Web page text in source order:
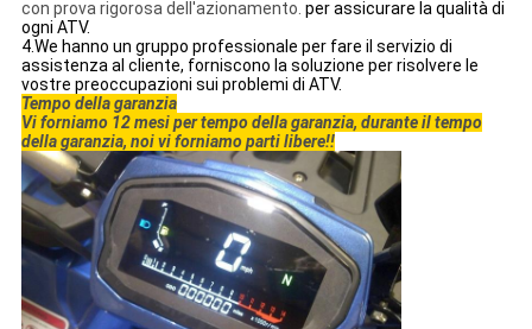
con prova rigorosa dell'azionamento. per assicurare la qualità di
ogni ATV.
4.We hanno un gruppo professionale per fare il servizio di
assistenza al cliente, forniscono la soluzione per risolvere le
vostre preoccupazioni sui problemi di ATV.
Tempo della garanzia
Vi forniamo 12 mesi per tempo della garanzia, durante il tempo
della garanzia, noi vi forniamo parti libere!!